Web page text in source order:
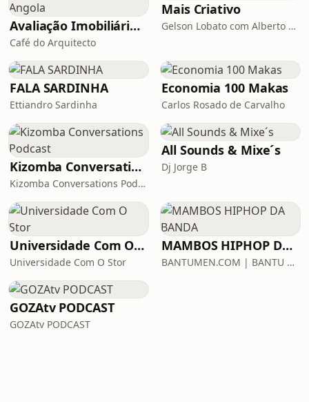
Avaliação Imobiliária em Angola
Café do Arquitecto
Mais Criativo
Gelson Lobato com Alberto Charamba
FALA SARDINHA
Ettiandro Sardinha
Economia 100 Makas
Carlos Rosado de Carvalho
Kizomba Conversations Podcast
Kizomba Conversations Podcast
All Sounds & Mixe´s
Dj Jorge B
Universidade Com O Stor
Universidade Com O Stor
MAMBOS HIPHOP DA BANDA
BANTUMEN.COM | BANTU MEDIA
GOZAtv PODCAST
GOZAtv PODCAST